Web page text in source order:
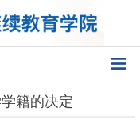
籍的决定